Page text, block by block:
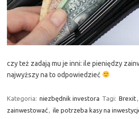
czy też zadają mu je inni: ile pieniędzy
najwyższy na to odpowiedzieć
Kategoria: niezbędnik investora Tagi: Brexit,
zainwestować, ile potrzeba kasy na